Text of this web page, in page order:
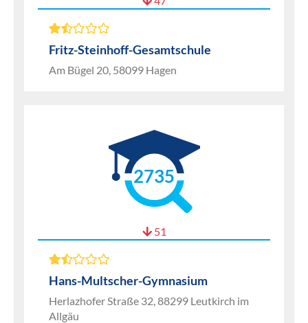
Fritz-Steinhoff-Gesamtschule
Am Bügel 20, 58099 Hagen
2735
51
Hans-Multscher-Gymnasium
Herlazhofer Straße 32, 88299 Leutkirch im
Allgäu